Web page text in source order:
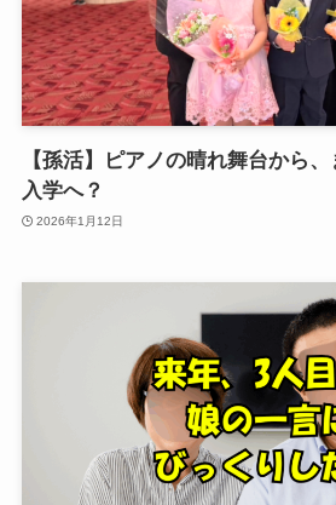
【孫活】ピアノの晴れ舞台から、
入学へ？
2026年1月12日